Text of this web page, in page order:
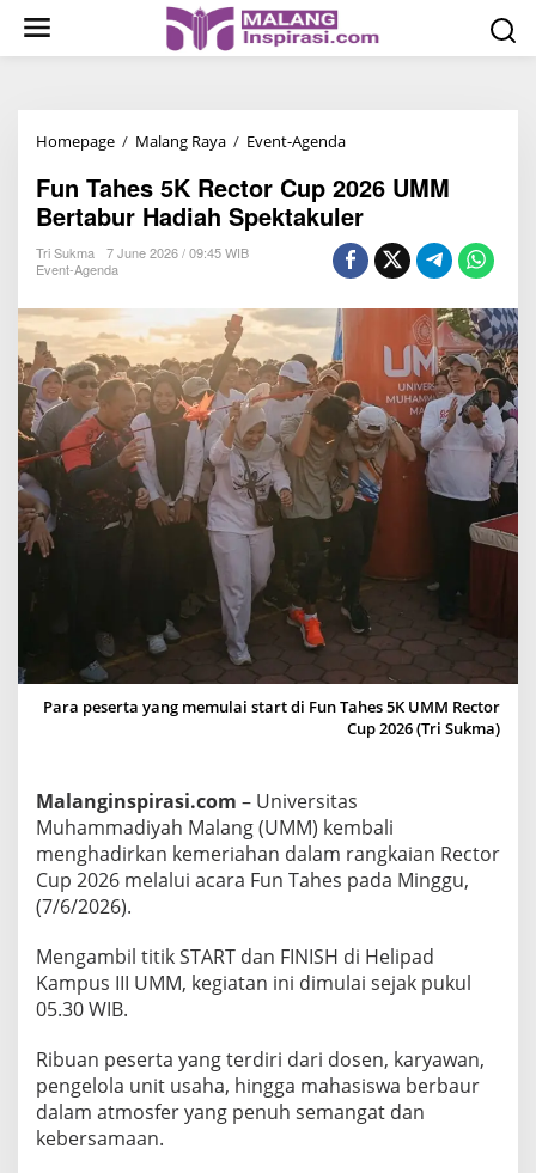
Homepage / Malang Raya / Event-Agenda
n
T
a
h
e
K
R
e
c
t
u
p
0
2
M
M
B
e
a
b
a
Fun Tahes 5K Rector Cup 2026 UMM
Bertabur Hadiah Spektakuler
Tri Sukma
7 June 2026 / 09:45 WIB
Event-Agenda
Para peserta yang memulai start di Fun Tahes 5K UMM Rector
Cup 2026 (Tri Sukma)
Malanginspirasi.com – Universitas
Muhammadiyah Malang (UMM) kembali
menghadirkan kemeriahan dalam rangkaian Rector
Cup 2026 melalui acara Fun Tahes pada Minggu,
(7/6/2026).
Mengambil titik START dan FINISH di Helipad
Kampus III UMM, kegiatan ini dimulai sejak pukul
05.30 WIB.
Ribuan peserta yang terdiri dari dosen, karyawan,
pengelola unit usaha, hingga mahasiswa berbaur
dalam atmosfer yang penuh semangat dan
kebersamaan.